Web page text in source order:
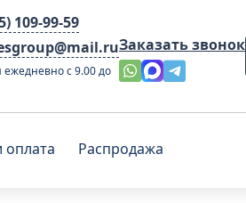
109-99-59
ежедневно с 9.00 до
Заказать звонок
оплата Распродажа